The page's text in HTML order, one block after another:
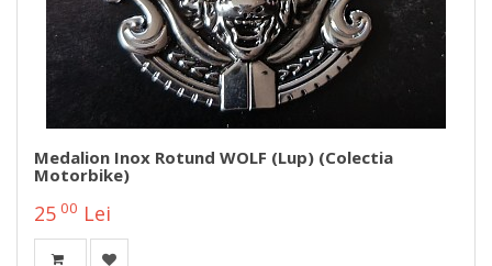
Medalion Inox Rotund WOLF (Lup) (colectia
Motorbike)
25 00 Lei